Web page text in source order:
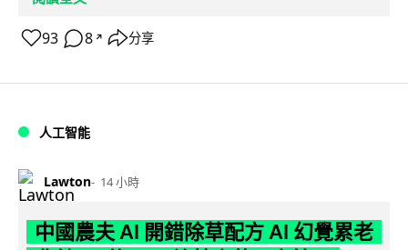
93 8 ↗ 分享
人工智能
Lawton 14 小時
中國農夫 AI 開錯除草配方 AI 幻覺累老